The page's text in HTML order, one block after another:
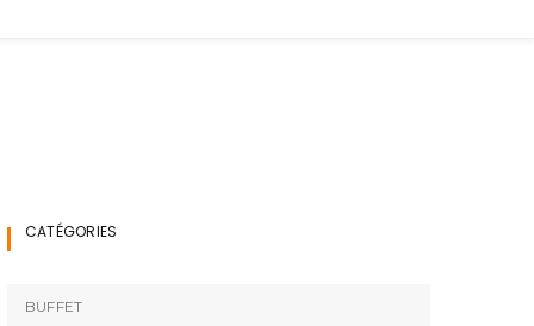
CATÉGORIES
BUFFET